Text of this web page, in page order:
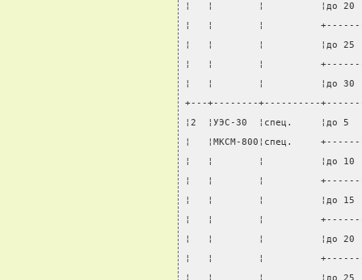
¦   ¦        ¦          ¦до 20
¦   ¦        ¦
¦   ¦        ¦          ¦до 25
¦   ¦        ¦
¦   ¦        ¦          ¦до 30
+---+--------+----------
¦2  ¦УЭС-30  ¦спец.     ¦до
¦   ¦МКСМ-800¦спец.
¦   ¦        ¦          ¦до 10
¦   ¦        ¦
¦   ¦        ¦          ¦до 15
¦   ¦        ¦
¦   ¦        ¦          ¦до 20
¦   ¦        ¦